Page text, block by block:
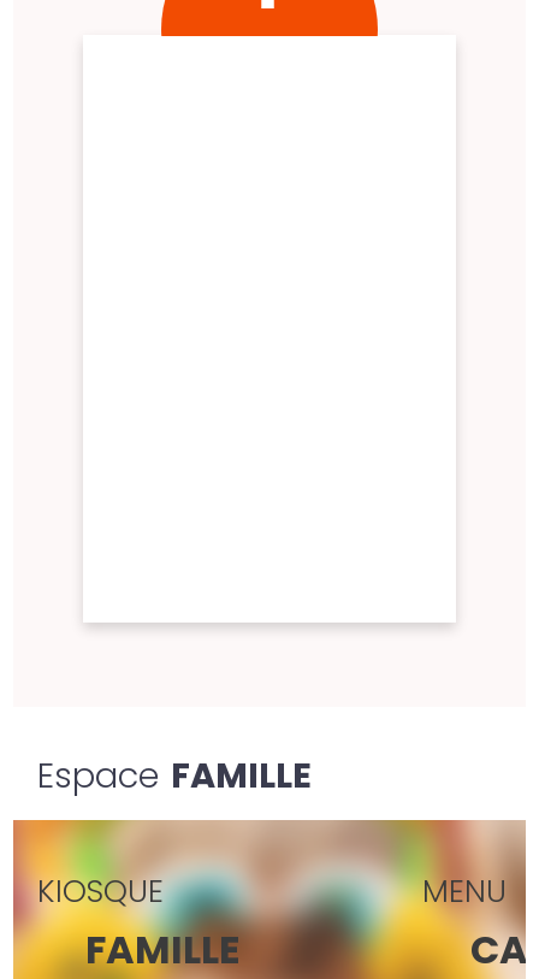
Espace FAMILLE
KIOSQUE
FAMILLE
MENU